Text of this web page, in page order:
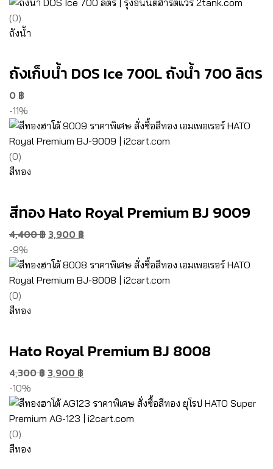
(0)
ถังน้ำ
ถังเก็บน้ำ DOS Ice 700L ถังน้ำ 700 ลิตร
0 ฿
-11%
(0)
สีทอง
สีทอง Hato Royal Premium BJ 9009
4,400฿ 3,900 ฿
-9%
(0)
สีทอง
Hato Royal Premium BJ 8008
4,300฿ 3,900 ฿
-10%
(0)
สีทอง